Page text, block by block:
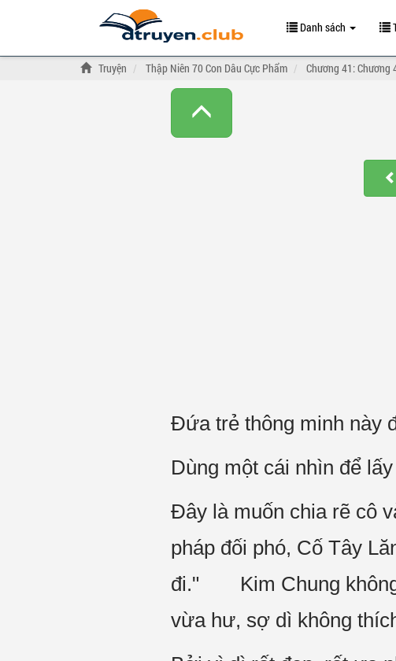
Danh sách
Truyện Thập Niên 70 Con Dâu Cực Phẩm Chương 41: Chương
Đứa trẻ thông minh này
Dùng một cái nhìn để
Đây là muốn chia rẽ
pháp đối phó, Cố Tây
đi." Kim Chung không
vừa hư, sợ dì không